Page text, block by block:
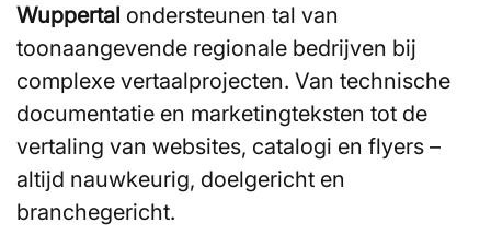
Wuppertal ondersteunen tal van
toonaangevende regionale bedrijven bij
complexe vertaalprojecten. Van technische
documentatie en marketingteksten tot de
vertaling van websites, catalogi en flyers –
altijd nauwkeurig, doelgericht en
branchegericht.